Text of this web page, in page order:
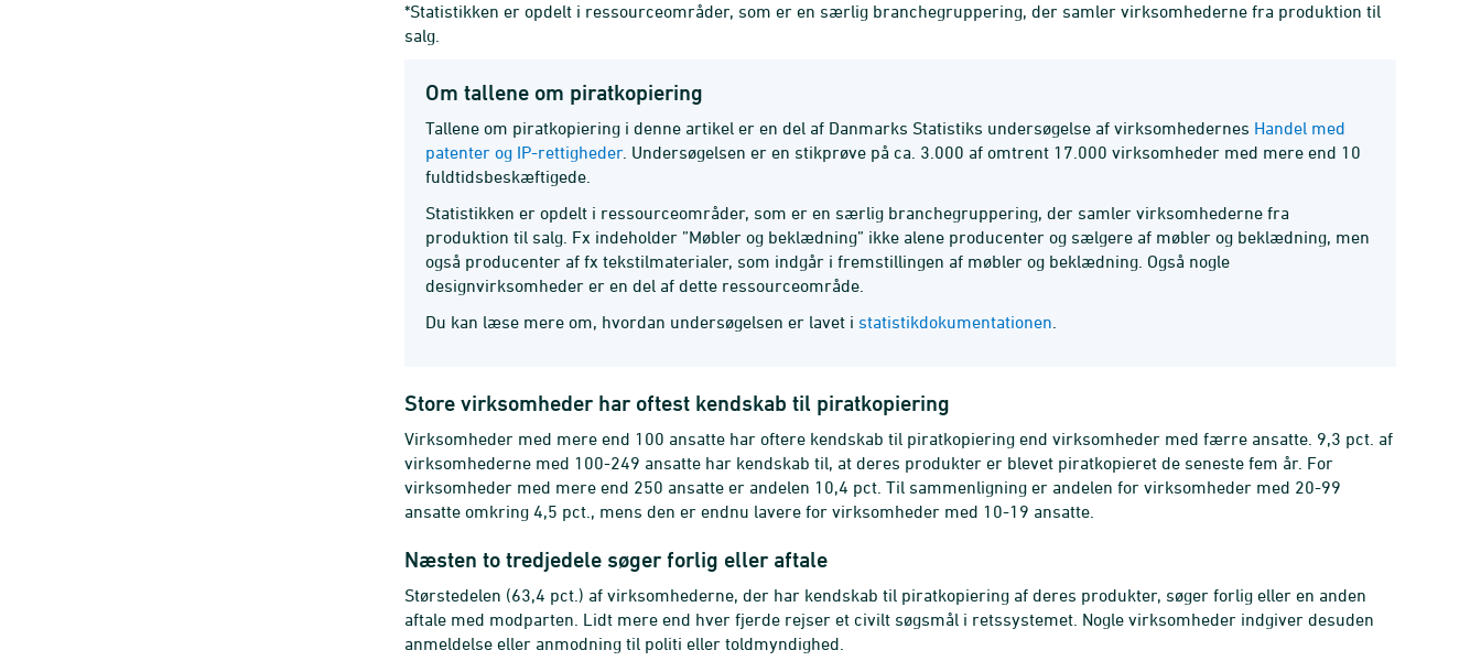
*Statistikken er opdelt i ressourceområder, som er en særlig branchegruppering, der samler virksomhederne fra produktion til
salg.
Om tallene om piratkopiering
Tallene om piratkopiering i denne artikel er en del af Danmarks Statistiks undersøgelse af virksomhedernes Handel med
patenter og IP-rettigheder. Undersøgelsen er en stikprøve på ca. 3.000 af omtrent 17.000 virksomheder med mere end 10
fuldtidsbeskæftigede.
Statistikken er opdelt i ressourceområder, som er en særlig branchegruppering, der samler virksomhederne fra
produktion til salg. Fx indeholder ”Møbler og beklædning” ikke alene producenter og sælgere af møbler og beklædning, men
også producenter af fx tekstilmaterialer, som indgår i fremstillingen af møbler og beklædning. Også nogle
designvirksomheder er en del af dette ressourceområde.
Du kan læse mere om, hvordan undersøgelsen er lavet i statistikdokumentationen
Store virksomheder har oftest kendskab til piratkopiering
Virksomheder med mere end 100 ansatte har oftere kendskab til piratkopiering end virksomheder med færre ansatte. 9,3 pct. af
virksomhederne med 100-249 ansatte har kendskab til, at deres produkter er blevet piratkopieret de seneste fem år. For
virksomheder med mere end 250 ansatte er andelen 10,4 pct. Til sammenligning er andelen for virksomheder med 20-99
ansatte omkring 4,5 pct., mens den er endnu lavere for virksomheder med 10-19 ansatte.
Næsten to tredjedele søger forlig eller aftale
Størstedelen (63,4 pct.) af virksomhederne, der har kendskab til piratkopiering af deres produkter, søger forlig eller en anden
aftale med modparten. Lidt mere end hver fjerde rejser et civilt søgsmål i retssystemet. Nogle virksomheder indgiver desuden
anmeldelse eller anmodning til politi eller toldmyndighed.